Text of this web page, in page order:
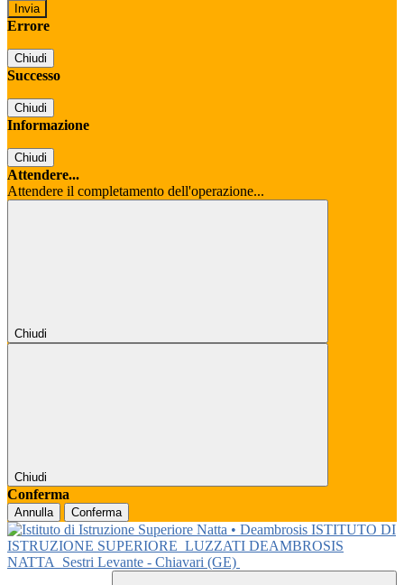
Errore
Chiudi
Successo
Chiudi
Informazione
Chiudi
Attendere...
Attendere il completamento dell'operazione...
Chiudi
Chiudi
Conferma
Annulla Conferma
ISTITUTO DI
ISTRUZIONE SUPERIORE LUZZATI DEAMBROSIS
NATTA
Sestri Levante - Chiavari (GE)